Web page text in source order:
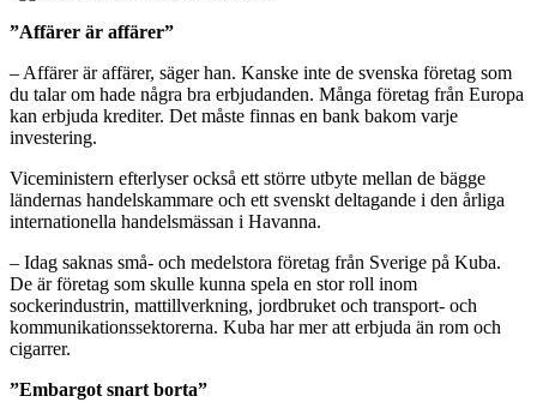
”Affärer är affärer”
– Affärer är affärer, säger han. Kanske inte de svenska företag som
du talar om hade några bra erbjudanden. Många företag från Europa
kan erbjuda krediter. Det måste finnas en bank bakom varje
investering.
Viceministern efterlyser också ett större utbyte mellan de bägge
ländernas handelskammare och ett svenskt deltagande i den årliga
internationella handelsmässan i Havanna.
– Idag saknas små- och medelstora företag från Sverige på Kuba.
De är företag som skulle kunna spela en stor roll inom
sockerindustrin, mattillverkning, jordbruket och transport- och
kommunikationssektorerna. Kuba har mer att erbjuda än rom och
cigarrer.
”Embargot snart borta”